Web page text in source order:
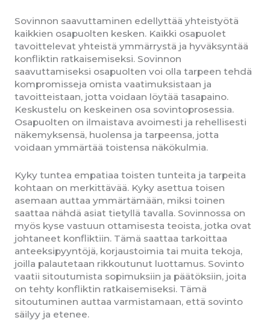
Sovinnon saavuttaminen edellyttää yhteistyötä
kaikkien osapuolten kesken. Kaikki osapuolet
tavoittelevat yhteistä ymmärrystä ja hyväksyntää
konfliktin ratkaisemiseksi. Sovinnon
saavuttamiseksi osapuolten voi olla tarpeen tehdä
kompromisseja omista vaatimuksistaan ja
tavoitteistaan, jotta voidaan löytää tasapaino.
Keskustelu on keskeinen osa sovintoprosessia.
Osapuolten on ilmaistava avoimesti ja rehellisesti
näkemyksensä, huolensa ja tarpeensa, jotta
voidaan ymmärtää toistensa näkökulmia.
Kyky tuntea empatiaa toisten tunteita ja tarpeita
kohtaan on merkittävää. Kyky asettua toisen
asemaan auttaa ymmärtämään, miksi toinen
saattaa nähdä asiat tietyllä tavalla. Sovinnossa on
myös kyse vastuun ottamisesta teoista, jotka ovat
johtaneet konfliktiin. Tämä saattaa tarkoittaa
anteeksipyyntöjä, korjaustoimia tai muita tekoja,
joilla palautetaan rikkoutunut luottamus. Sovinto
vaatii sitoutumista sopimuksiin ja päätöksiin, joita
on tehty konfliktin ratkaisemiseksi. Tämä
sitoutuminen auttaa varmistamaan, että sovinto
säilyy ja etenee.